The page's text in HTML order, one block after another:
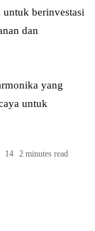
berinvestasi
dan
yang
untuk
14 2 minutes read